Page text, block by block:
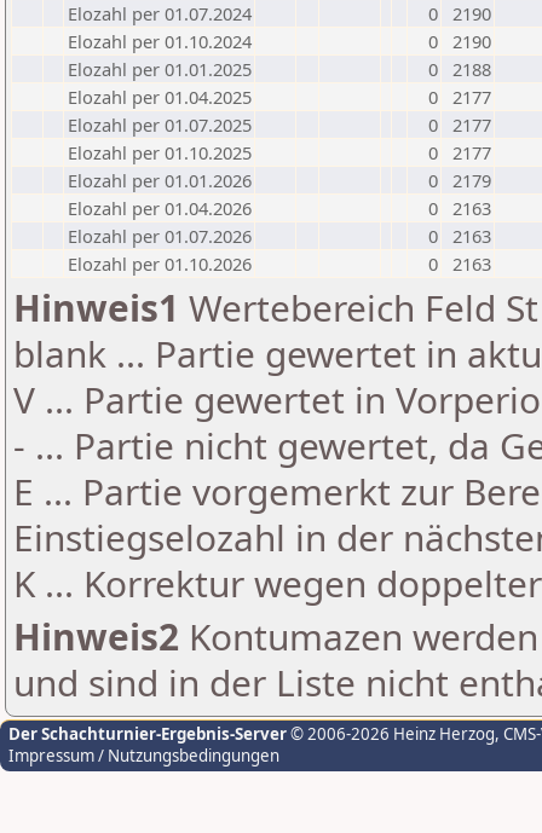
Elozahl per 01.07.2024
0 2190
Elozahl per 01.10.2024
0 2190
Elozahl per 01.01.2025
0 2188
Elozahl per 01.04.2025
0 2177
Elozahl per 01.07.2025
0 2177
Elozahl per 01.10.2025
0 2177
Elozahl per 01.01.2026
0 2179
Elozahl per 01.04.2026
0 2163
Elozahl per 01.07.2026
0 2163
Elozahl per 01.10.2026
0 2163
Hinweis1 Wertebereich Feld
blank ... Partie gewertet in
V ... Partie gewertet in
- ... Partie nicht gewertet, da
E ... Partie vorgemerkt zur
Einstiegselozahl in der
K ... Korrektur wegen
Hinweis2 Kontumazen
und sind in der Liste nicht
Der Schachturnier-Ergebnis-Server© 2006-2026 Heinz Herzog,
Impressum / Nutzungsbedingungen